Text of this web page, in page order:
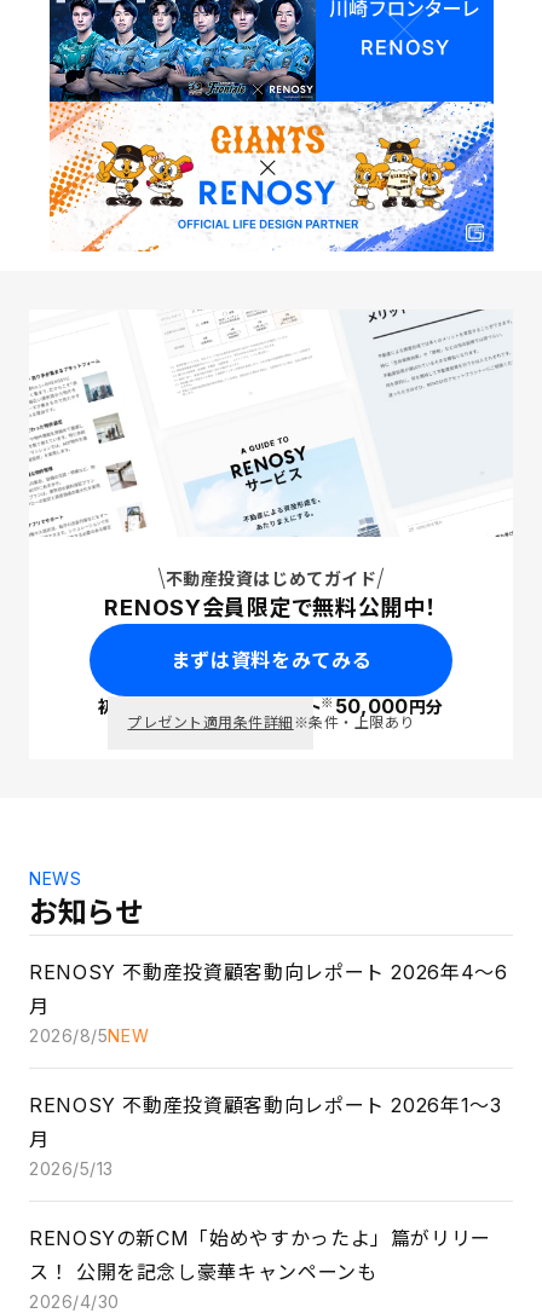
不動産投資はじめてガイド
RENOSY会員限定で無料公開中！
まずは資料をみてみる
初回面談で ポイント※ 50,000円分
プレゼント適用条件詳細 ※条件・上限あり
お知らせ
NEWS
2026/8/5NEW
RENOSY 不動産投資顧客動向レポート 2026年4〜6
月
2026/5/13
RENOSY 不動産投資顧客動向レポート 2026年1〜3
月
2026/4/30
RENOSYの新CM「始めやすかったよ」篇がリリー
ス！ 公開を記念し豪華キャンペーンも